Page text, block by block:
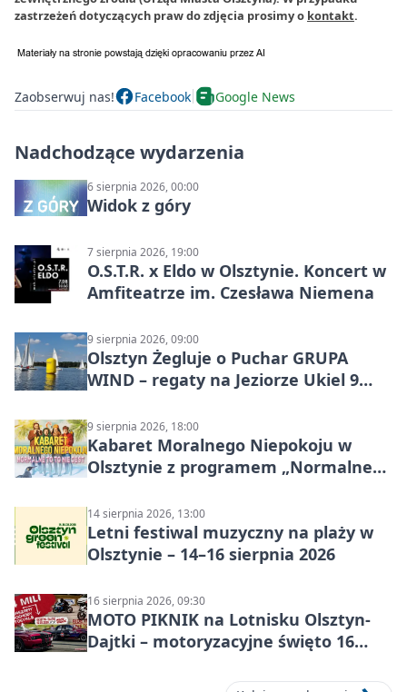
zastrzeżeń dotyczących praw do zdjęcia prosimy o kontakt.
Zaobserwuj nas! Facebook Google News
Nadchodzące wydarzenia
6 sierpnia 2026, 00:00
Widok z góry
7 sierpnia 2026, 19:00
O.S.T.R. x Eldo w Olsztynie. Koncert w
Amfiteatrze im. Czesława Niemena
9 sierpnia 2026, 09:00
Olsztyn Żegluje o Puchar GRUPA
WIND – regaty na Jeziorze Ukiel 9
9 sierpnia 2026, 18:00
Kabaret Moralnego Niepokoju w
Olsztynie z programem „Normalne
14 sierpnia 2026, 13:00
Letni festiwal muzyczny na plaży w
Olsztynie – 14–16 sierpnia 2026
16 sierpnia 2026, 09:30
MOTO PIKNIK na Lotnisku Olsztyn-
Dajtki – motoryzacyjne święto 16